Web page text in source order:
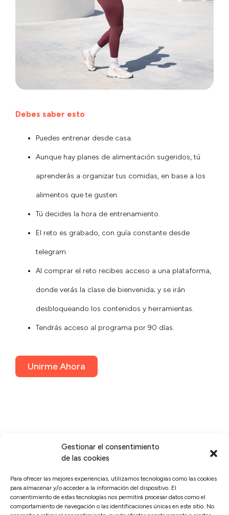
Gestionar el consentimiento
de las cookies
Para ofrecer las mejores experiencias, utilizamos tecnologías como las cookies
para almacenar y/o acceder a la información del dispositivo. El
consentimiento de estas tecnologías nos permitirá procesar datos como el
comportamiento de navegación o las identificaciones únicas en este sitio. No
Debes saber esto
Puedes entrenar desde casa.
Aunque hay planes de alimentación sugeridos, tú
aprenderás a organizar tus comidas, en base a los
alimentos que te gusten.
Tú decides la hora de entrenamiento.
El reto es grabado, con guía constante desde
telegram
Al comprar el reto recibes acceso a una plataforma,
donde verás la clase de bienvenida; y se irán
desbloqueando los contenidos y herramientas.
Tendrás acceso al programa por 90 días.
Unirme Ahora
Políticas de cumplimiento